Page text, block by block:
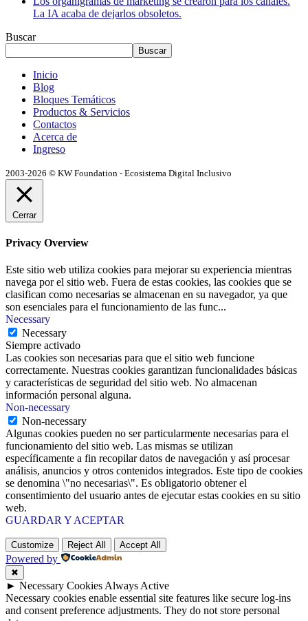
La IA acaba de dejarlos obsoletos.
Buscar
Buscar
Inicio
Blog
Bloques Temáticos
Productos & Servicios
Contactos
Acerca de
Ingreso
2003-2026 © KW Foundation - Ecosistema Digital Inclusivo
Cerrar
Privacy Overview
Este sitio web utiliza cookies para mejorar su experiencia mientras
navega por el sitio web. Fuera de estas cookies, las cookies que se
clasifican como necesarias se almacenan en su navegador, ya que
son esenciales para el funcionamiento de las func...
Necessary
Necessary
Siempre activado
Las cookies son necesarias para que el sitio web funcione
correctamente. Nuestras cookies garantizan funcionalidades básicas
y características de seguridad del sitio web. No almacenan
información personal alguna.
Non-necessary
Non-necessary
Algunas cookies pueden no ser particularmente necesarias para el
funcionamiento del sitio web. Las mismas se utilizan
específicamente a fin recopilar datos de navegación y así procesar
análisis, anuncios y otros contenidos integrados. Este tipo de cookies
se denomina \"no necesarias\". Es obligatorio obtener el
consentimiento del usuario antes de ejecutar estas cookies en su sitio
web.
GUARDAR Y ACEPTAR
Customize Reject All Accept All
Powered by
✖
► Necessary Cookies Always Active
Necessary cookies enable essential site features like secure log-ins
and consent preference adjustments. They do not store personal